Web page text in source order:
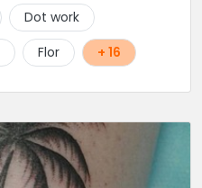
Dot work
Flor + 16